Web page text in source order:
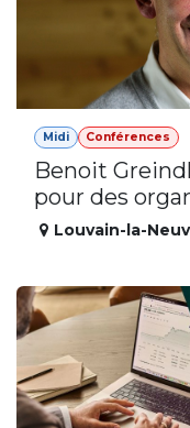
Midi Conférences
Benoit
pour des
Louvain-la-